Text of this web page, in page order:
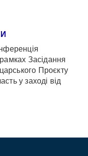
Засідання
Проєкту
у заході від